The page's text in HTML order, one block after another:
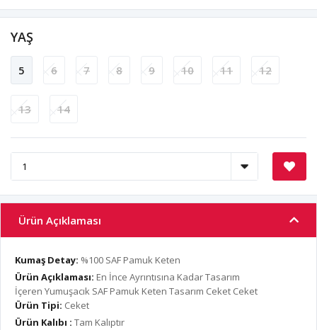
YAŞ
5 6 7 8 9 10 11 12
13 14
Ürün Açıklaması
Kumaş Detay: %100 SAF Pamuk Keten
Ürün Açıklaması: En İnce Ayrıntısına Kadar Tasarım
İçeren Yumuşacık SAF Pamuk Keten Tasarım Ceket Ceket
Ürün Tipi: Ceket
Ürün Kalıbı : Tam Kalıptır